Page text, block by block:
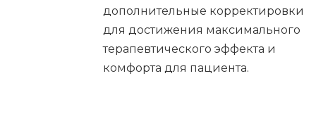
дополнительные корректировки
для достижения максимального
терапевтического эффекта и
комфорта для пациента.